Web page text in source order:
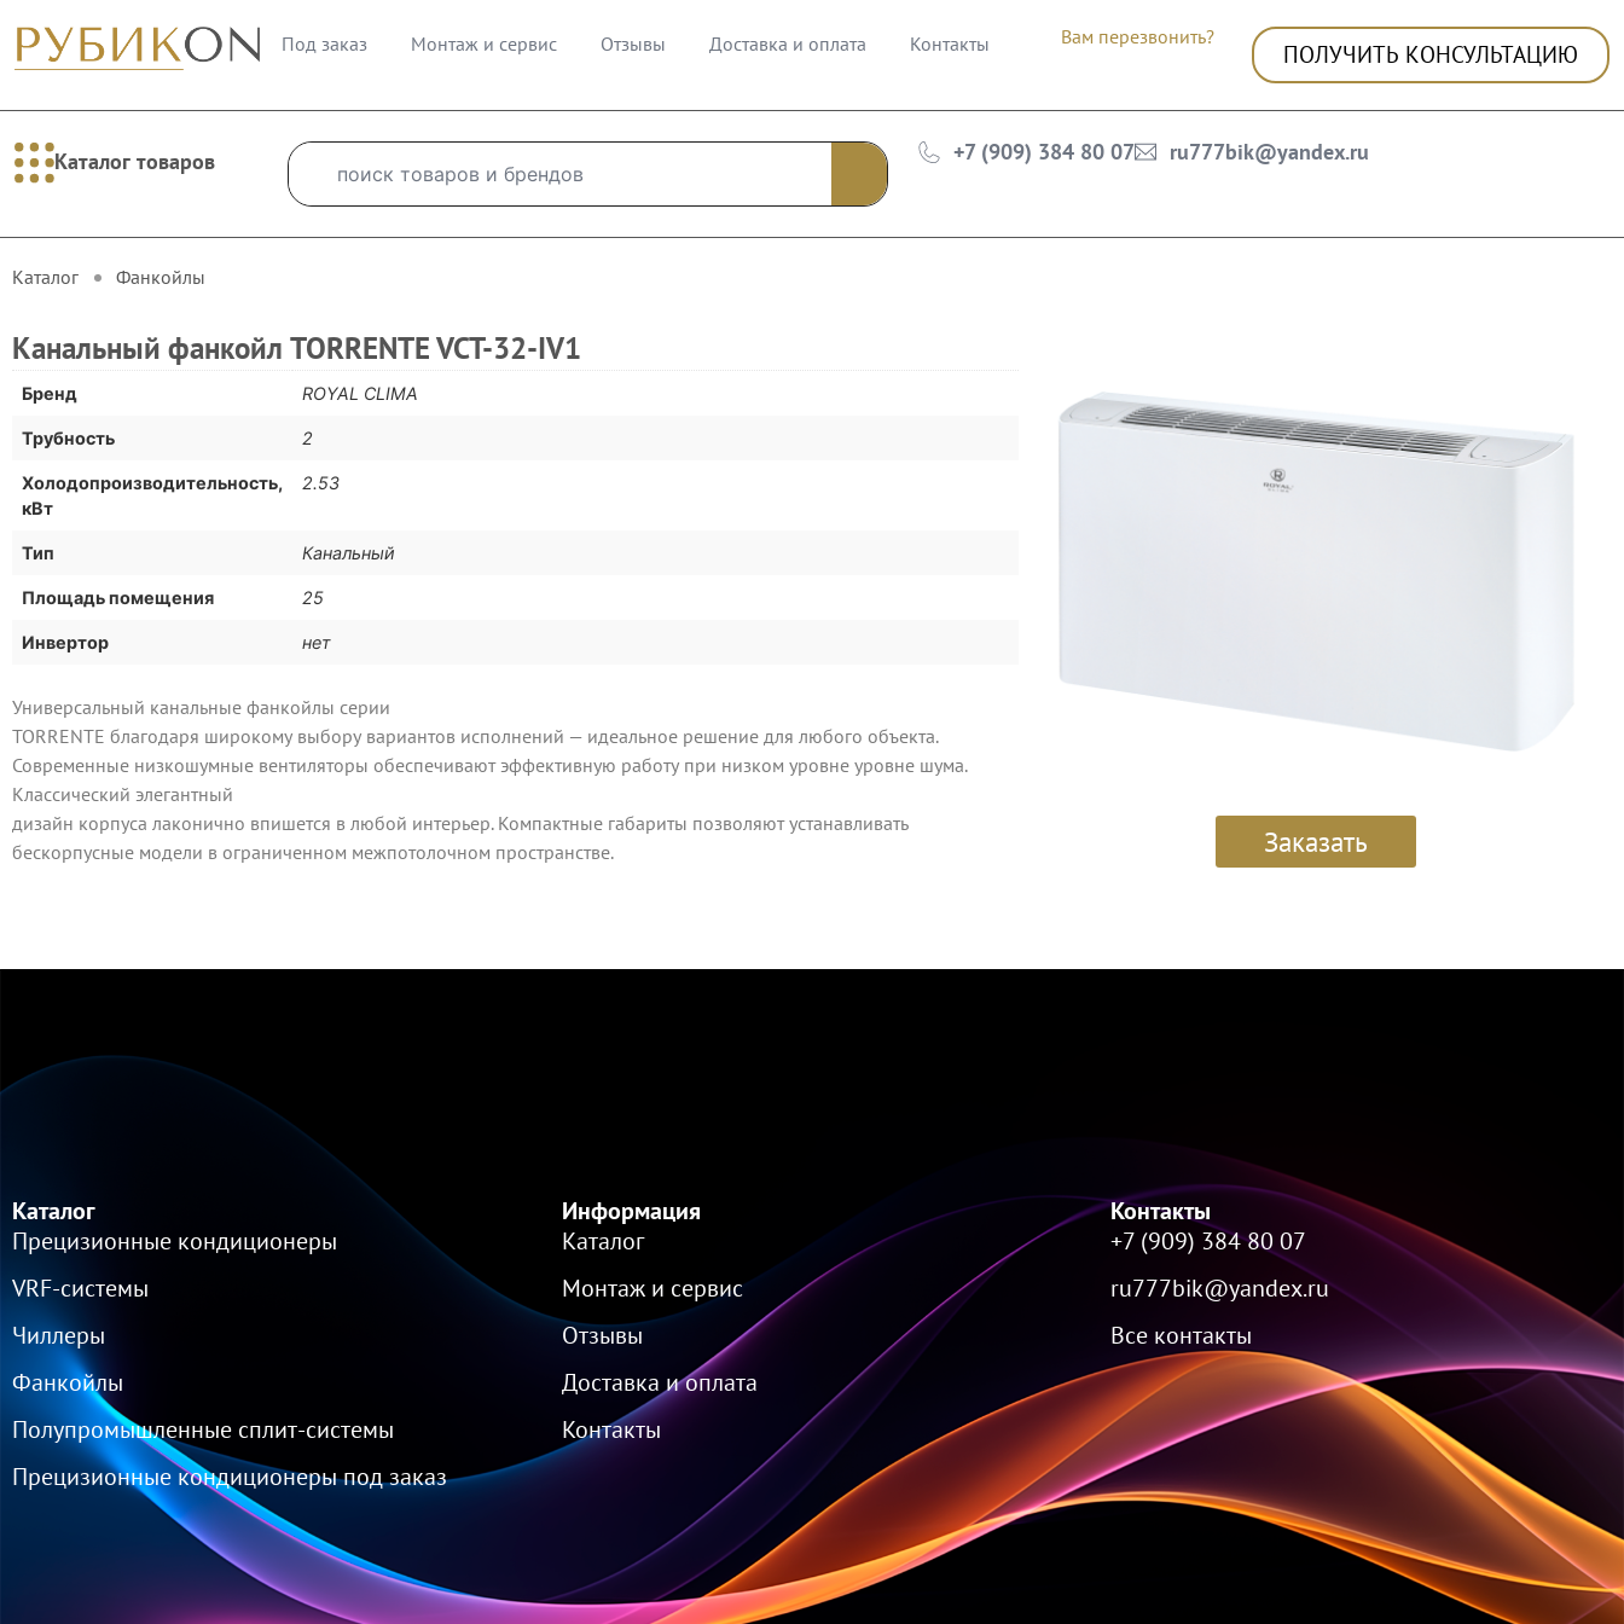
Под заказ Монтаж и сервис Отзывы Доставка и оплата Контакты Вам перезвонить?
ПОЛУЧИТЬ КОНСУЛЬТАЦИЮ
Каталог товаров +7 (909) 384 80 07 ru777bik@yandex.ru
Каталог Фанкойлы
Канальный фанкойл TORRENTE VCT-32-IV1
Бренд ROYAL CLIMA
Трубность 2
Холодопроизводительность,
кВт
2.53
Тип Канальный
Площадь помещения 25
Инвертор нет
Универсальный канальные фанкойлы серии
TORRENTE благодаря широкому выбору вариантов исполнений — идеальное решение для любого объекта.
Современные низкошумные вентиляторы обеспечивают эффективную работу при низком уровне уровне шума.
Классический элегантный
дизайн корпуса лаконично впишется в любой интерьер. Компактные габариты позволяют устанавливать
бескорпусные модели в ограниченном межпотолочном пространстве.
Заказать
Каталог
Прецизионные кондиционеры
VRF-cистемы
Чиллеры
Фанкойлы
Полупромышленные сплит-системы
Прецизионные кондиционеры под заказ
Информация
Каталог
Монтаж и сервис
Отзывы
Доставка и оплата
Контакты
Контакты
+7 (909) 384 80 07
ru777bik@yandex.ru
Все контакты